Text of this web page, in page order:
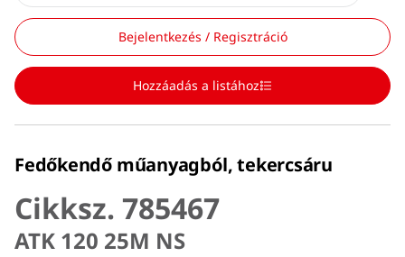
Bejelentkezés / Regisztráció
Hozzáadás a listához
Fedőkendő műanyagból, tekercsáru
Cikksz. 785467
ATK 120 25M NS